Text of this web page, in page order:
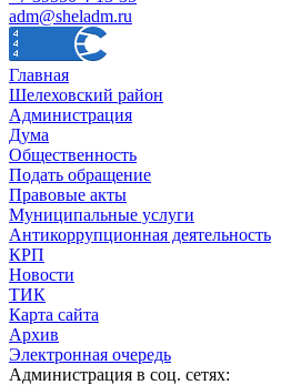
adm@sheladm.ru
Главная
Шелеховский район
Администрация
Дума
Общественность
Подать обращение
Правовые акты
Муниципальные услуги
Антикоррупционная деятельность
КРП
Новости
ТИК
Карта сайта
Архив
Электронная очередь
Администрация в соц. сетях: